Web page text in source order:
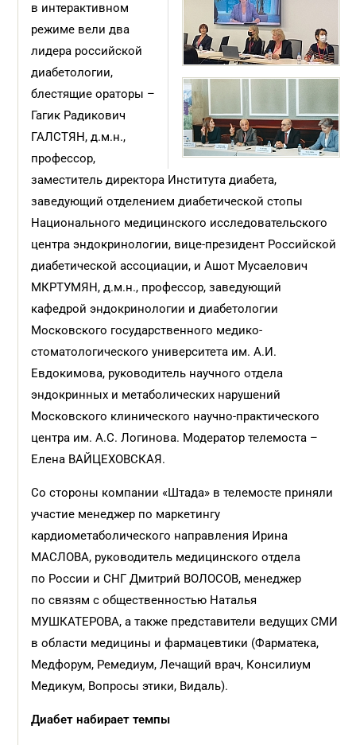
в интерактивном
режиме вели два
лидера российской
диабетологии,
блестящие ораторы –
Гагик Радикович
ГАЛСТЯН, д.м.н.,
профессор,
заместитель директора Института диабета,
заведующий отделением диабетической стопы
Национального медицинского исследовательского
центра эндокринологии, вице-президент Российской
диабетической ассоциации, и Ашот Мусаелович
МКРТУМЯН, д.м.н., профессор, заведующий
кафедрой эндокринологии и диабетологии
Московского государственного медико-
стоматологического университета им. А.И.
Евдокимова, руководитель научного отдела
эндокринных и метаболических нарушений
Московского клинического научно-практического
центра им. А.С. Логинова. Модератор телемоста –
Елена ВАЙЦЕХОВСКАЯ.
Со стороны компании «Штада» в телемосте приняли
участие менеджер по маркетингу
кардиометаболического направления Ирина
МАСЛОВА, руководитель медицинского отдела
по России и СНГ Дмитрий ВОЛОСОВ, менеджер
по связям с общественностью Наталья
МУШКАТЕРОВА, а также представители ведущих СМИ
в области медицины и фармацевтики (Фарматека,
Медфорум, Ремедиум, Лечащий врач, Консилиум
Медикум, Вопросы этики, Видаль).
Диабет набирает темпы